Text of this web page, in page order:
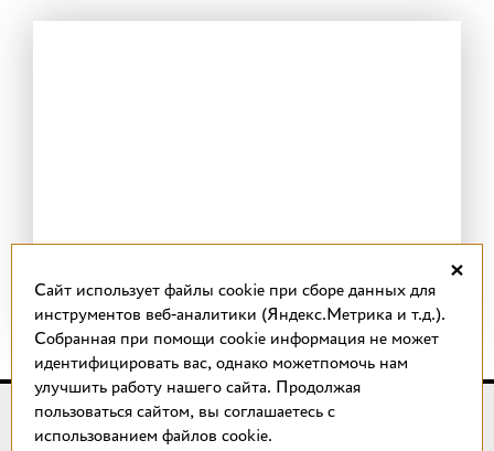
© 2018 – 2026 КОТТО design
Магазин качественной плитки, светильников, напольных
×
Cайт использует файлы cookie при сборе данных для
инструментов веб-аналитики (Яндекс.Метрика и т.д.).
Собранная при помощи cookie информация не может
идентифицировать вас, однако можетпомочь нам
улучшить работу нашего сайта. Продолжая
пользоваться сайтом, вы соглашаетесь с
использованием файлов cookie.